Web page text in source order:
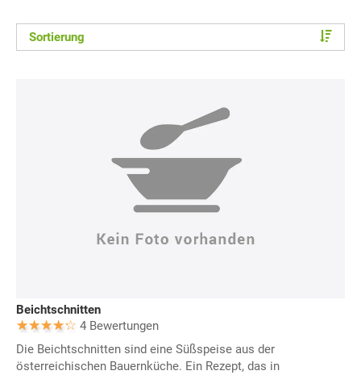
Sortierung
Beichtschnitten
4 Bewertungen
Die Beichtschnitten sind eine Süßspeise aus der
österreichischen Bauernküche. Ein Rezept, das in